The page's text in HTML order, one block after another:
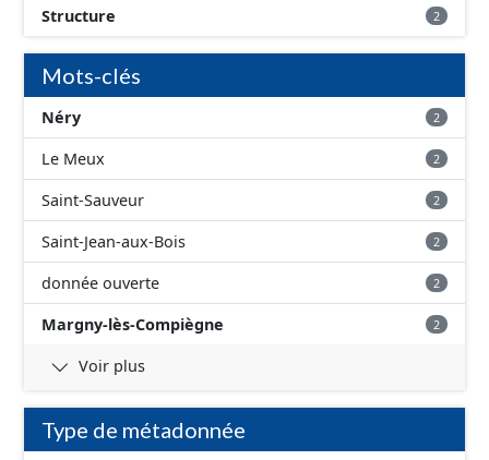
jour. Il est filtré au-delà des prescriptions du CNIG se
limitant aux SCI.
Structure 2
Mots-clés
Néry 2
Le Meux 2
Saint-Sauveur 2
Saint-Jean-aux-Bois 2
donnée ouverte 2
Margny-lès-Compiègne 2
Voir plus
Type de métadonnée